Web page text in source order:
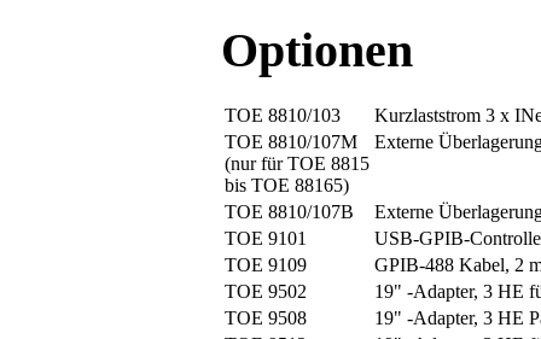
Optionen
TOE 8810/103
Kurzlaststrom 3 x
TOE 8810/107M
(nur für TOE 8815
bis TOE 88165)
Externe
TOE 8810/107B
Externe
TOE 9101
USB-GPIB-
TOE 9109
GPIB-488 Kabel, 2
TOE 9502
19" -Adapter, 3 HE
TOE 9508
19" -Adapter, 3 HE